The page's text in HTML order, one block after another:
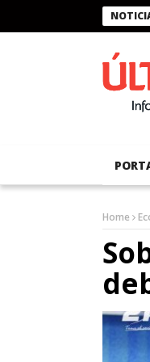
Presidente
Home